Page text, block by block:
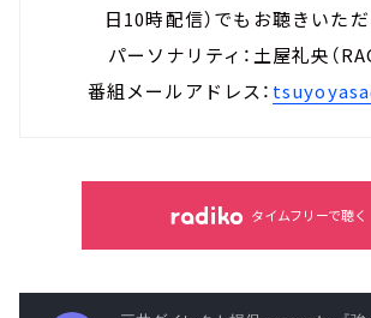
日10時配信）でもお聴きいた
パーソナリティ：土屋礼央（
番組メールアドレス：
タイムフリーで聴く